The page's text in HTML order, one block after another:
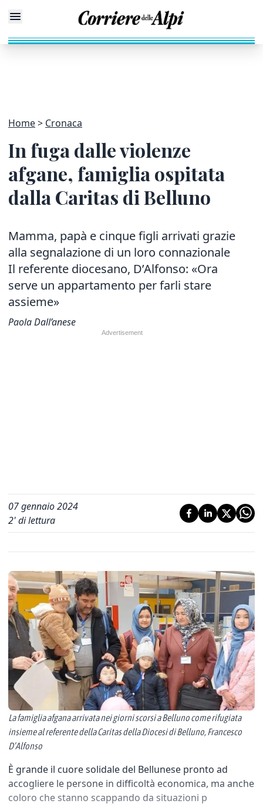
Home Cronaca
In fuga dalle violenze
afgane, famiglia ospitata
dalla Caritas di Belluno
Mamma, papà e cinque figli arrivati grazie
alla segnalazione di un loro connazionale
Il referente diocesano, D’Alfonso: «Ora
serve un appartamento per farli stare
assieme»
Paola Dall’anese
07 gennaio 2024
2' di lettura
La famiglia afgana arrivata nei giorni scorsi a Belluno come rifugiata
insieme al referente della Caritas della Diocesi di Belluno, Francesco
D’Alfonso
È grande il cuore solidale del Bellunese pronto ad
accogliere le persone in difficoltà economica, ma anche
coloro che stanno scappando da situazioni p